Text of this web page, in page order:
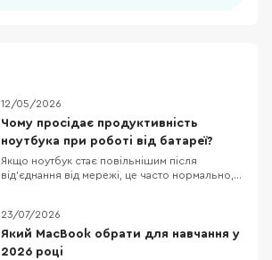
12/05/2026
Чому просідає продуктивність
ноутбука при роботі від батареї?
Якщо ноутбук стає повільнішим після
від’єднання від мережі, це часто нормально, а
від мережі й від батареї, а виробники
ноутбуків нерідко додають власні профілі, які
спеціально зменшують енергоспоживання
23/07/2026
Який MacBook обрати для навчання у
2026 році